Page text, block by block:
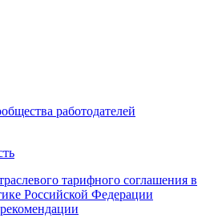
работодателей
тарифного соглашения в
Российской Федерации